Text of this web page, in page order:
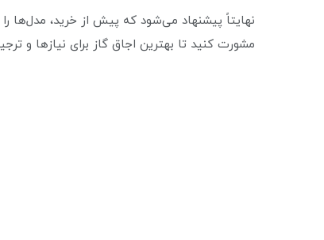
نهایتاً پیشنهاد می‌شود که پیش از خرید، مدل‌ها
مشورت کنید تا بهترین اجاق گاز برای نیازها و